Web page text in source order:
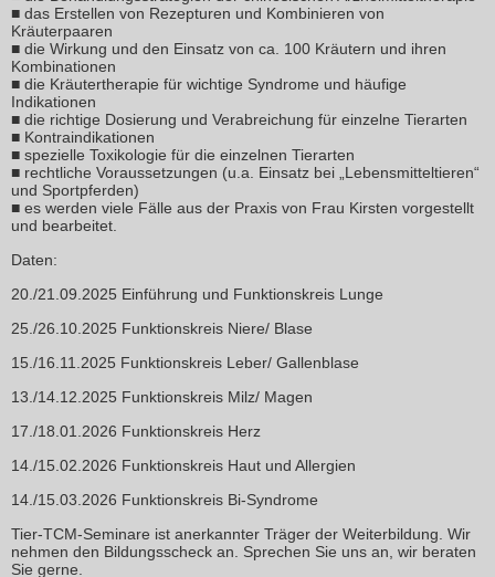
■ das Erstellen von Rezepturen und Kombinieren von
Kräuterpaaren
■ die Wirkung und den Einsatz von ca. 100 Kräutern und ihren
Kombinationen
■ die Kräutertherapie für wichtige Syndrome und häufige
Indikationen
■ die richtige Dosierung und Verabreichung für einzelne Tierarten
■ Kontraindikationen
■ spezielle Toxikologie für die einzelnen Tierarten
■ rechtliche Voraussetzungen (u.a. Einsatz bei „Lebensmitteltieren“
und Sportpferden)
■ es werden viele Fälle aus der Praxis von Frau Kirsten vorgestellt
und bearbeitet.
Daten:
20./21.09.2025 Einführung und Funktionskreis Lunge
25./26.10.2025 Funktionskreis Niere/ Blase
15./16.11.2025 Funktionskreis Leber/ Gallenblase
13./14.12.2025 Funktionskreis Milz/ Magen
17./18.01.2026 Funktionskreis Herz
14./15.02.2026 Funktionskreis Haut und Allergien
14./15.03.2026 Funktionskreis Bi-Syndrome
Tier-TCM-Seminare ist anerkannter Träger der Weiterbildung. Wir
nehmen den Bildungsscheck an. Sprechen Sie uns an, wir beraten
Sie gerne.